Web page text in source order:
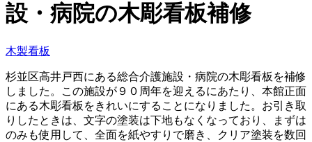
設・病院の木彫看板補修
木製看板
杉並区高井戸西にある総合介護施設・病院の木彫看板を補修
しました。この施設が９０周年を迎えるにあたり、本館正面
にある木彫看板をきれいにすることになりました。お引き取
りしたときは、文字の塗装は下地もなくなっており、まずは
のみも使用して、全面を紙やすりで磨き、クリア塗装を数回